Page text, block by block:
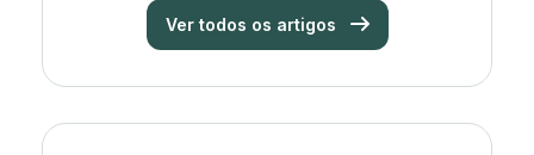
Ver todos os artigos